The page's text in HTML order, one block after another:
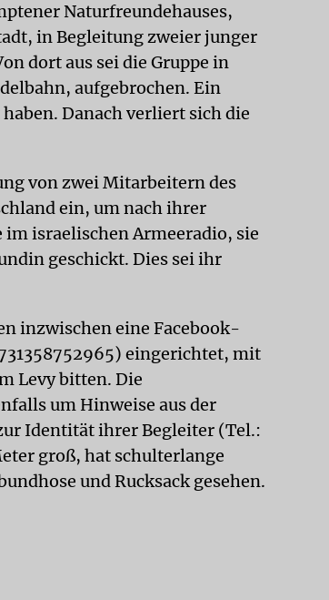
Naturfreundehauses,
in Begleitung zweier junger
dort aus sei die Gruppe in
aufgebrochen. Ein
Danach verliert sich die
von zwei Mitarbeitern des
ein, um nach ihrer
im israelischen Armeeradio, sie
geschickt. Dies sei ihr
inzwischen eine Facebook-
eingerichtet, mit
Levy bitten. Die
um Hinweise aus der
Identität ihrer Begleiter (Tel.:
groß, hat schulterlange
und Rucksack gesehen.